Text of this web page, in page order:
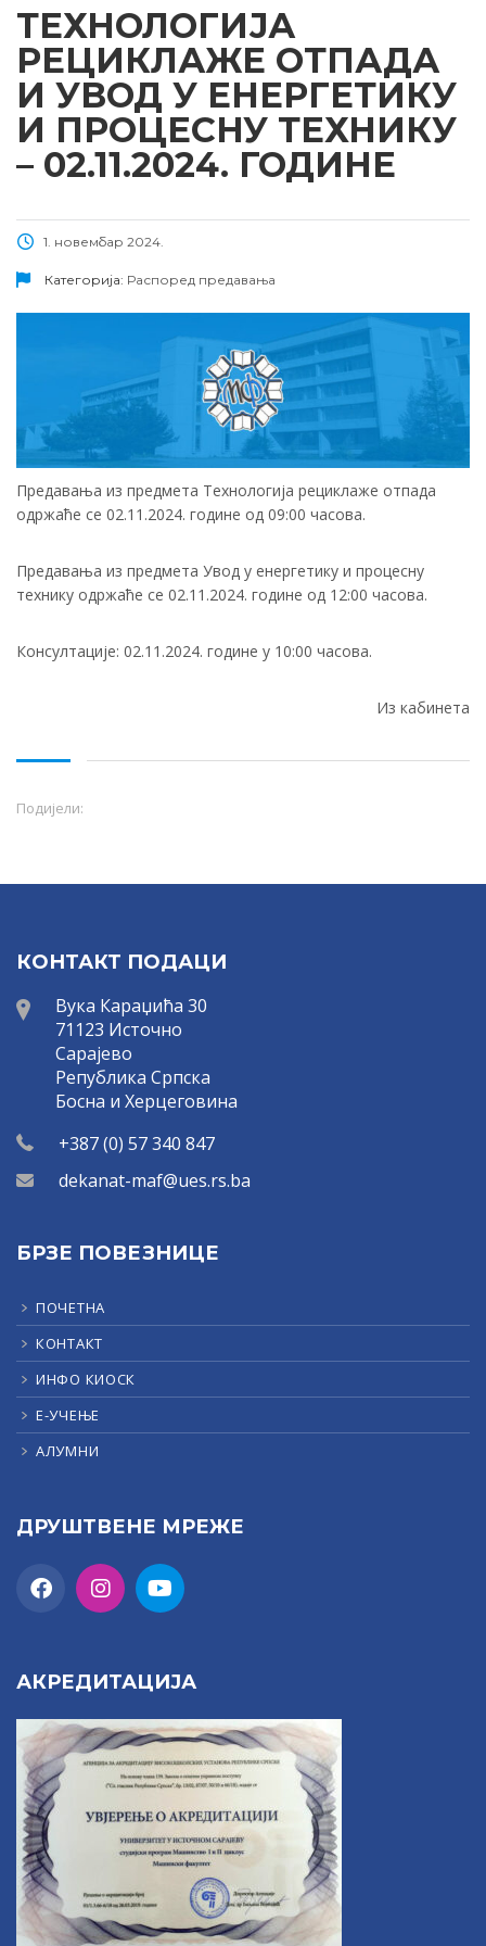
ТЕХНОЛОГИЈА
РЕЦИКЛАЖЕ ОТПАДА
И УВОД У ЕНЕРГЕТИКУ
И ПРОЦЕСНУ ТЕХНИКУ
– 02.11.2024. ГОДИНЕ
1. новембар 2024.
Категорија: Распоред предавања
Предавања из предмета Технологија рециклаже отпада
одржаће се 02.11.2024. године од 09:00 часова.
Предавања из предмета Увод у енергетику и процесну
технику одржаће се 02.11.2024. године од 12:00 часова.
Консултације: 02.11.2024. године у 10:00 часова.
Из кабинета
Подијели:
КОНТАКТ ПОДАЦИ
Вука Караџића 30
71123 Источно
Сарајево
Република Српска
Босна и Херцеговина
+387 (0) 57 340 847
dekanat-maf@ues.rs.ba
БРЗЕ ПОВЕЗНИЦЕ
ПОЧЕТНА
КОНТАКТ
ИНФО КИОСК
Е-УЧЕЊЕ
АЛУМНИ
ДРУШТВЕНЕ МРЕЖЕ
АКРЕДИТАЦИЈА